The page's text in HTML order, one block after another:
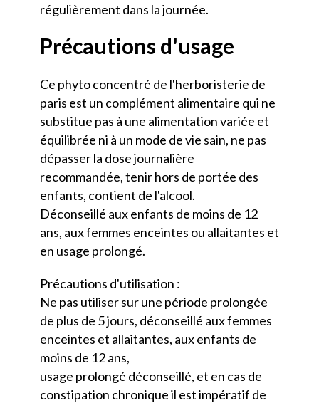
régulièrement dans la journée.
Précautions d'usage
Ce phyto concentré de l'herboristerie de
paris est un complément alimentaire qui ne
substitue pas à une alimentation variée et
équilibrée ni à un mode de vie sain, ne pas
dépasser la dose journalière
recommandée, tenir hors de portée des
enfants, contient de l'alcool.
Déconseillé aux enfants de moins de 12
ans, aux femmes enceintes ou allaitantes et
en usage prolongé.
Précautions d'utilisation :
Ne pas utiliser sur une période prolongée
de plus de 5 jours, déconseillé aux femmes
enceintes et allaitantes, aux enfants de
moins de 12 ans,
usage prolongé déconseillé, et en cas de
constipation chronique il est impératif de